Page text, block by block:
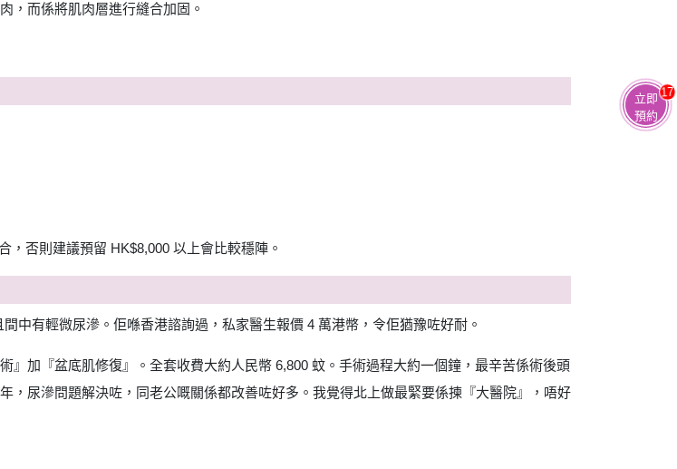
，而係將肌肉層進行縫合加固。
否則建議預留 HK$8,000 以上會比較穩陣。
中有輕微尿滲。佢喺香港諮詢過，私家醫生報價 4 萬港幣，令佢猶豫咗好耐。
』加『盆底肌修復』。全套收費大約人民幣 6,800 蚊。手術過程大約一個鐘，最辛苦係術後頭
，尿滲問題解決咗，同老公嘅關係都改善咗好多。我覺得北上做最緊要係揀『大醫院』，唔好
立即
預約
17